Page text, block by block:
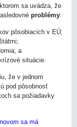
sa uvádza, že
problémy:
pôsobiacich v EÚ;
a
situácie.
že v jednom
pod pôsobnosť
sa požiadavky
sa má